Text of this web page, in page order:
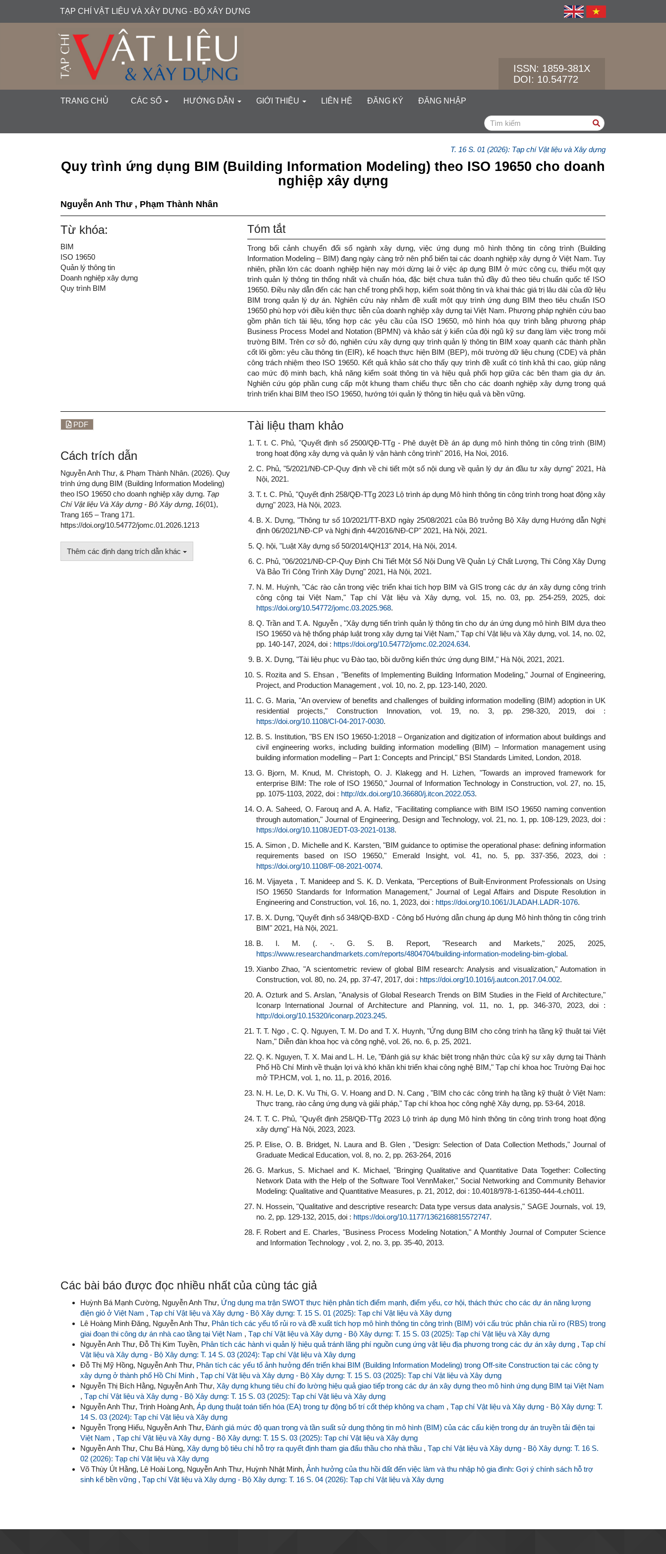
##plugins.themes.academic_free.accessible_menu.label##
##plugins.themes.academic_free.accessible_menu.main_navigation##
##plugins.themes.academic_free.accessible_menu.main_content##
##plugins.themes.academic_free.accessible_menu.sidebar##
TẠP CHÍ VẬT LIỆU VÀ XÂY DỰNG - BỘ XÂY DỰNG
ISSN: 1859-381X
DOI: 10.54772
TRANG CHỦ CÁC SỐ HƯỚNG DẪN GIỚI THIỆU LIÊN HỆ ĐĂNG KÝ ĐĂNG NHẬP
T. 16 S. 01 (2026): Tạp chí Vật liệu và Xây dựng
Quy trình ứng dụng BIM (Building Information Modeling) theo ISO 19650 cho doanh
nghiệp xây dựng
Nguyễn Anh Thư , Phạm Thành Nhân
Từ khóa:
BIM
ISO 19650
Quản lý thông tin
Doanh nghiệp xây dựng
Quy trình BIM
Tóm tắt
Trong bối cảnh chuyển đổi số ngành xây dựng, việc ứng dụng mô hình thông tin công trình (Building
Information Modeling – BIM) đang ngày càng trở nên phổ biến tại các doanh nghiệp xây dựng ở Việt Nam. Tuy
nhiên, phần lớn các doanh nghiệp hiện nay mới dừng lại ở việc áp dụng BIM ở mức công cụ, thiếu một quy
trình quản lý thông tin thống nhất và chuẩn hóa, đặc biệt chưa tuân thủ đầy đủ theo tiêu chuẩn quốc tế ISO
19650. Điều này dẫn đến các hạn chế trong phối hợp, kiểm soát thông tin và khai thác giá trị lâu dài của dữ liệu
BIM trong quản lý dự án. Nghiên cứu này nhằm đề xuất một quy trình ứng dụng BIM theo tiêu chuẩn ISO
19650 phù hợp với điều kiện thực tiễn của doanh nghiệp xây dựng tại Việt Nam. Phương pháp nghiên cứu bao
gồm phân tích tài liệu, tổng hợp các yêu cầu của ISO 19650, mô hình hóa quy trình bằng phương pháp
Business Process Model and Notation (BPMN) và khảo sát ý kiến của đội ngũ kỹ sư đang làm việc trong môi
trường BIM. Trên cơ sở đó, nghiên cứu xây dựng quy trình quản lý thông tin BIM xoay quanh các thành phần
cốt lõi gồm: yêu cầu thông tin (EIR), kế hoạch thực hiện BIM (BEP), môi trường dữ liệu chung (CDE) và phân
công trách nhiệm theo ISO 19650. Kết quả khảo sát cho thấy quy trình đề xuất có tính khả thi cao, giúp nâng
cao mức độ minh bạch, khả năng kiểm soát thông tin và hiệu quả phối hợp giữa các bên tham gia dự án.
Nghiên cứu góp phần cung cấp một khung tham chiếu thực tiễn cho các doanh nghiệp xây dựng trong quá
trình triển khai BIM theo ISO 19650, hướng tới quản lý thông tin hiệu quả và bền vững.
PDF
Cách trích dẫn
Nguyễn Anh Thư, & Phạm Thành Nhân. (2026). Quy
trình ứng dụng BIM (Building Information Modeling)
theo ISO 19650 cho doanh nghiệp xây dựng. Tạp
Chí Vật liệu Và Xây dựng - Bộ Xây dựng, 16(01),
Trang 165 – Trang 171.
https://doi.org/10.54772/jomc.01.2026.1213
Thêm các định dạng trích dẫn khác
Tài liệu tham khảo
T. t. C. Phủ, "Quyết định số 2500/QĐ-TTg - Phê duyệt Đề án áp dụng mô hình thông tin công trình (BIM)
trong hoạt động xây dựng và quản lý vận hành công trình" 2016, Ha Noi, 2016.
C. Phủ, "5/2021/NĐ-CP-Quy định về chi tiết một số nội dung về quản lý dự án đầu tư xây dựng" 2021, Hà
Nội, 2021.
T. t. C. Phủ, "Quyết định 258/QĐ-TTg 2023 Lộ trình áp dụng Mô hình thông tin công trình trong hoạt động xây
dựng" 2023, Hà Nội, 2023.
B. X. Dựng, "Thông tư số 10/2021/TT-BXD ngày 25/08/2021 của Bộ trưởng Bộ Xây dựng Hướng dẫn Nghị
định 06/2021/NĐ-CP và Nghị định 44/2016/NĐ-CP" 2021, Hà Nội, 2021.
Q. hội, "Luật Xây dựng số 50/2014/QH13" 2014, Hà Nội, 2014.
C. Phủ, "06/2021/NĐ-CP-Quy Định Chi Tiết Một Số Nội Dung Về Quản Lý Chất Lượng, Thi Công Xây Dựng
Và Bảo Trì Công Trình Xây Dựng" 2021, Hà Nội, 2021.
N. M. Huỳnh, "Các rào cản trong việc triển khai tích hợp BIM và GIS trong các dự án xây dựng công trình
công cộng tại Việt Nam," Tạp chí Vật liệu và Xây dựng, vol. 15, no. 03, pp. 254-259, 2025, doi:
https://doi.org/10.54772/jomc.03.2025.968.
Q. Trần and T. A. Nguyễn , "Xây dựng tiến trình quản lý thông tin cho dự án ứng dụng mô hình BIM dựa theo
ISO 19650 và hệ thống pháp luật trong xây dựng tại Việt Nam," Tạp chí Vật liệu và Xây dựng, vol. 14, no. 02,
pp. 140-147, 2024, doi : https://doi.org/10.54772/jomc.02.2024.634.
B. X. Dựng, "Tài liệu phục vụ Đào tạo, bồi dưỡng kiến thức ứng dụng BIM," Hà Nội, 2021, 2021.
S. Rozita and S. Ehsan , "Benefits of Implementing Building Information Modeling," Journal of Engineering,
Project, and Production Management , vol. 10, no. 2, pp. 123-140, 2020.
C. G. Maria, "An overview of benefits and challenges of building information modelling (BIM) adoption in UK
residential projects," Construction Innovation, vol. 19, no. 3, pp. 298-320, 2019, doi :
https://doi.org/10.1108/CI-04-2017-0030.
B. S. Institution, "BS EN ISO 19650-1:2018 – Organization and digitization of information about buildings and
civil engineering works, including building information modelling (BIM) – Information management using
building information modelling – Part 1: Concepts and Principl," BSI Standards Limited, London, 2018.
G. Bjorn, M. Knud, M. Christoph, O. J. Klakegg and H. Lizhen, "Towards an improved framework for
enterprise BIM: The role of ISO 19650," Journal of Information Technology in Construction, vol. 27, no. 15,
pp. 1075-1103, 2022, doi : http://dx.doi.org/10.36680/j.itcon.2022.053.
O. A. Saheed, O. Farouq and A. A. Hafiz, "Facilitating compliance with BIM ISO 19650 naming convention
through automation," Journal of Engineering, Design and Technology, vol. 21, no. 1, pp. 108-129, 2023, doi :
https://doi.org/10.1108/JEDT-03-2021-0138.
A. Simon , D. Michelle and K. Karsten, "BIM guidance to optimise the operational phase: defining information
requirements based on ISO 19650," Emerald Insight, vol. 41, no. 5, pp. 337-356, 2023, doi :
https://doi.org/10.1108/F-08-2021-0074.
M. Vijayeta , T. Manideep and S. K. D. Venkata, "Perceptions of Built-Environment Professionals on Using
ISO 19650 Standards for Information Management," Journal of Legal Affairs and Dispute Resolution in
Engineering and Construction, vol. 16, no. 1, 2023, doi : https://doi.org/10.1061/JLADAH.LADR-1076.
B. X. Dựng, "Quyết định số 348/QĐ-BXD - Công bố Hướng dẫn chung áp dụng Mô hình thông tin công trình
BIM" 2021, Hà Nội, 2021.
B. I. M. (. -. G. S. B. Report, "Research and Markets," 2025, 2025,
https://www.researchandmarkets.com/reports/4804704/building-information-modeling-bim-global.
Xianbo Zhao, "A scientometric review of global BIM research: Analysis and visualization," Automation in
Construction, vol. 80, no. 24, pp. 37-47, 2017, doi : https://doi.org/10.1016/j.autcon.2017.04.002.
A. Ozturk and S. Arslan, "Analysis of Global Research Trends on BIM Studies in the Field of Architecture,"
Iconarp International Journal of Architecture and Planning, vol. 11, no. 1, pp. 346-370, 2023, doi :
http://doi.org/10.15320/iconarp.2023.245.
T. T. Ngo , C. Q. Nguyen, T. M. Do and T. X. Huynh, "Ứng dụng BIM cho công trình hạ tầng kỹ thuật tại Việt
Nam," Diễn đàn khoa học và công nghệ, vol. 26, no. 6, p. 25, 2021.
Q. K. Nguyen, T. X. Mai and L. H. Le, "Đánh giá sự khác biệt trong nhận thức của kỹ sư xây dựng tại Thành
Phố Hồ Chí Minh về thuận lợi và khó khăn khi triển khai công nghệ BIM," Tạp chí khoa hoc Trường Đại học
mở TP.HCM, vol. 1, no. 11, p. 2016, 2016.
N. H. Le, D. K. Vu Thi, G. V. Hoang and D. N. Cang , "BIM cho các công trinh hạ tầng kỹ thuật ở Việt Nam:
Thực trạng, rào cảng ứng dụng và giải pháp," Tạp chí khoa học công nghệ Xây dựng, pp. 53-64, 2018.
T. T. C. Phủ, "Quyết định 258/QĐ-TTg 2023 Lộ trình áp dụng Mô hình thông tin công trình trong hoạt động
xây dựng" Hà Nội, 2023, 2023.
P. Elise, O. B. Bridget, N. Laura and B. Glen , "Design: Selection of Data Collection Methods," Journal of
Graduate Medical Education, vol. 8, no. 2, pp. 263-264, 2016
G. Markus, S. Michael and K. Michael, "Bringing Qualitative and Quantitative Data Together: Collecting
Network Data with the Help of the Software Tool VennMaker," Social Networking and Community Behavior
Modeling: Qualitative and Quantitative Measures, p. 21, 2012, doi : 10.4018/978-1-61350-444-4.ch011.
N. Hossein, "Qualitative and descriptive research: Data type versus data analysis," SAGE Journals, vol. 19,
no. 2, pp. 129-132, 2015, doi : https://doi.org/10.1177/1362168815572747.
F. Robert and E. Charles, "Business Process Modeling Notation," A Monthly Journal of Computer Science
and Information Technology , vol. 2, no. 3, pp. 35-40, 2013.
Các bài báo được đọc nhiều nhất của cùng tác giả
Huỳnh Bá Mạnh Cường, Nguyễn Anh Thư, Ứng dụng ma trận SWOT thực hiện phân tích điểm mạnh, điểm yếu, cơ hội, thách thức cho các dự án năng lượng
điện gió ở Việt Nam , Tạp chí Vật liệu và Xây dựng - Bộ Xây dựng: T. 15 S. 01 (2025): Tạp chí Vật liệu và Xây dựng
Lê Hoàng Minh Đăng, Nguyễn Anh Thư, Phân tích các yếu tố rủi ro và đề xuất tích hợp mô hình thông tin công trình (BIM) với cấu trúc phân chia rủi ro (RBS) trong
giai đoạn thi công dự án nhà cao tầng tại Việt Nam , Tạp chí Vật liệu và Xây dựng - Bộ Xây dựng: T. 15 S. 03 (2025): Tạp chí Vật liệu và Xây dựng
Nguyễn Anh Thư, Đỗ Thị Kim Tuyền, Phân tích các hành vi quản lý hiệu quả tránh lãng phí nguồn cung ứng vật liệu địa phương trong các dự án xây dựng , Tạp chí
Vật liệu và Xây dựng - Bộ Xây dựng: T. 14 S. 03 (2024): Tạp chí Vật liệu và Xây dựng
Đỗ Thị Mỹ Hồng, Nguyễn Anh Thư, Phân tích các yếu tố ảnh hưởng đến triển khai BIM (Building Information Modeling) trong Off-site Construction tại các công ty
xây dựng ở thành phố Hồ Chí Minh , Tạp chí Vật liệu và Xây dựng - Bộ Xây dựng: T. 15 S. 03 (2025): Tạp chí Vật liệu và Xây dựng
Nguyễn Thị Bích Hằng, Nguyễn Anh Thư, Xây dựng khung tiêu chí đo lường hiệu quả giao tiếp trong các dự án xây dựng theo mô hình ứng dụng BIM tại Việt Nam
, Tạp chí Vật liệu và Xây dựng - Bộ Xây dựng: T. 15 S. 03 (2025): Tạp chí Vật liệu và Xây dựng
Nguyễn Anh Thư, Trịnh Hoàng Anh, Áp dụng thuật toán tiến hóa (EA) trong tự động bố trí cốt thép không va chạm , Tạp chí Vật liệu và Xây dựng - Bộ Xây dựng: T.
14 S. 03 (2024): Tạp chí Vật liệu và Xây dựng
Nguyễn Trọng Hiếu, Nguyễn Anh Thư, Đánh giá mức độ quan trọng và tần suất sử dụng thông tin mô hình (BIM) của các cấu kiện trong dự án truyền tải điện tại
Việt Nam , Tạp chí Vật liệu và Xây dựng - Bộ Xây dựng: T. 15 S. 03 (2025): Tạp chí Vật liệu và Xây dựng
Nguyễn Anh Thư, Chu Bá Hùng, Xây dựng bộ tiêu chí hỗ trợ ra quyết định tham gia đấu thầu cho nhà thầu , Tạp chí Vật liệu và Xây dựng - Bộ Xây dựng: T. 16 S.
02 (2026): Tạp chí Vật liệu và Xây dựng
Võ Thùy Út Hằng, Lê Hoài Long, Nguyễn Anh Thư, Huỳnh Nhật Minh, Ảnh hưởng của thu hồi đất đến việc làm và thu nhập hộ gia đình: Gợi ý chính sách hỗ trợ
sinh kế bền vững , Tạp chí Vật liệu và Xây dựng - Bộ Xây dựng: T. 16 S. 04 (2026): Tạp chí Vật liệu và Xây dựng